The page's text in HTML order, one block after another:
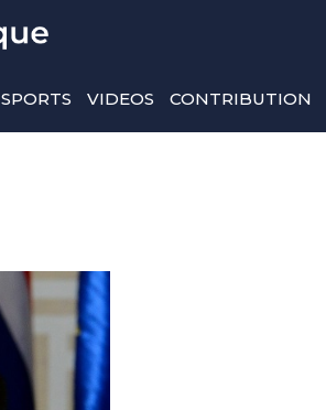
SPORTS VIDEOS CONTRIBUTION